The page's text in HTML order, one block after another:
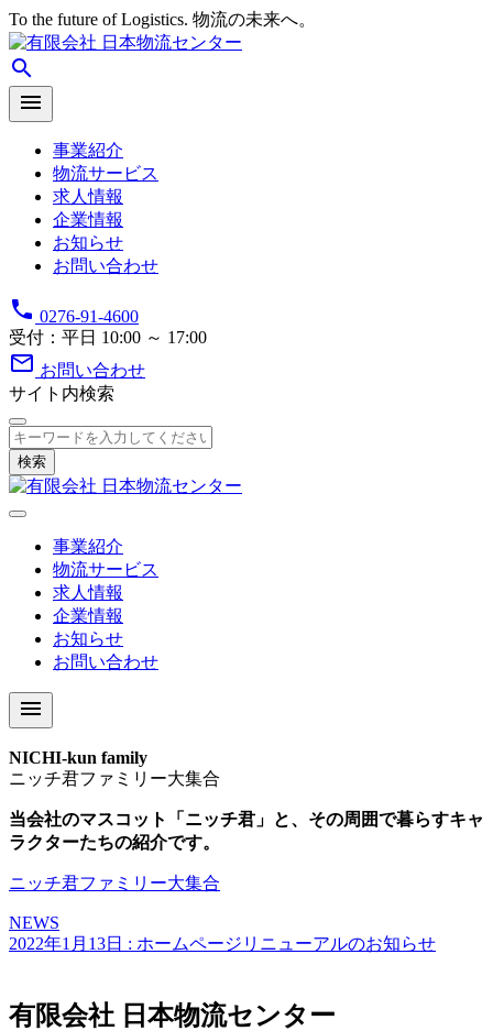
To the future of Logistics. 物流の未来へ。
search
menu
事業紹介
物流サービス
求人情報
企業情報
お知らせ
お問い合わせ
phone 0276-91-4600
受付：平日 10:00 ～ 17:00
mail_outline お問い合わせ
サイト内検索
検索
事業紹介
物流サービス
求人情報
企業情報
お知らせ
お問い合わせ
menu
NICHI-kun family
ニッチ君ファミリー大集合
当会社のマスコット「ニッチ君」と、その周囲で暮らすキャ
ラクターたちの紹介です。
ニッチ君ファミリー大集合
NEWS
2022年1月13日 : ホームページリニューアルのお知らせ
有限会社 日本物流センター